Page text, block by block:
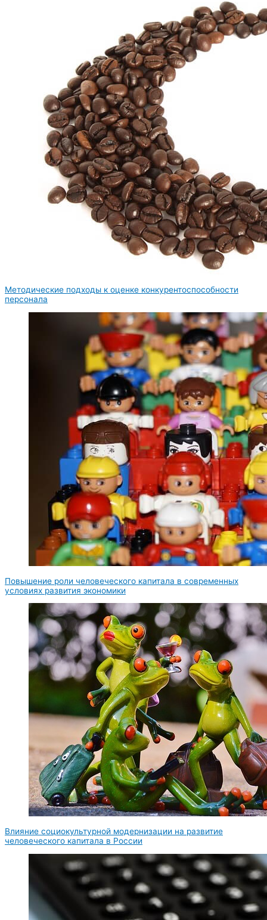
Методические подходы к оценке конкурентоспособности
персонала
Повышение роли человеческого капитала в современных
условиях развития экономики
Влияние социокультурной модернизации на развитие
человеческого капитала в России